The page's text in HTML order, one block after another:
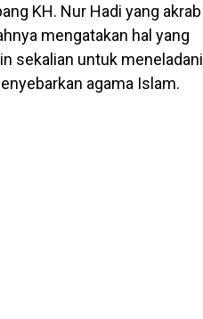
KH. Nur Hadi yang akrab
mengatakan hal yang
sekalian untuk meneladani
agama Islam.